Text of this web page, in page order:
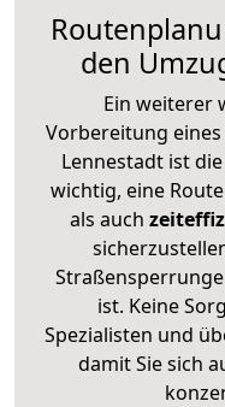
den
Ein weiterer
Vorbereitung
Lennestadt ist die
wichtig, eine
als auch
ist. Keine
Spezialisten und
damit Sie sich